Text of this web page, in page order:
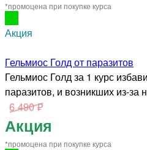
*промоцена при покупке курса
Акция
Гельмиос Голд от паразитов
Гельмиос Голд за 1 курс
паразитов, и возникших из-за
6 490 ₽
Акция
*промоцена при покупке курса